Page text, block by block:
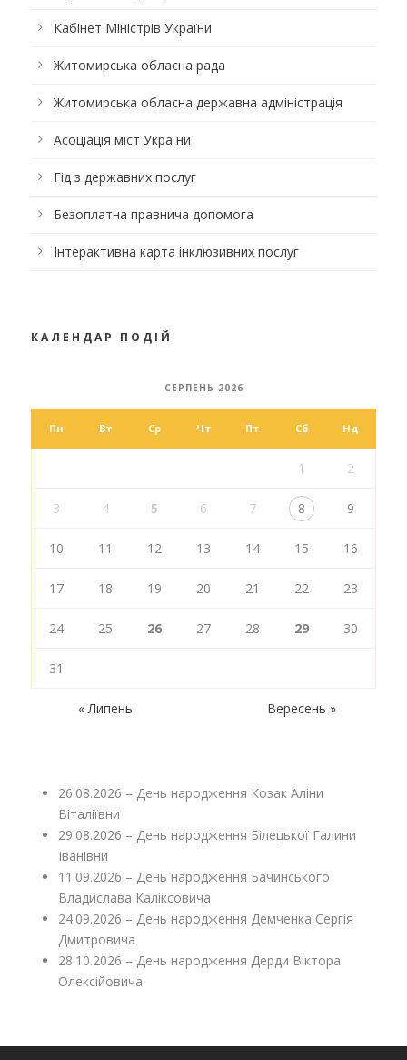
Кабінет Міністрів України
Житомирська обласна рада
Житомирська обласна державна адміністрація
Асоціація міст України
Гід з державних послуг
Безоплатна правнича допомога
Інтерактивна карта інклюзивних послуг
КАЛЕНДАР ПОДІЙ
СЕРПЕНЬ 2026
Пн Вт Ср Чт Пт Сб Нд
1 2
3 4 5 6 7 8 9
10 11 12 13 14 15 16
17 18 19 20 21 22 23
24 25 26 27 28 29 30
31
« Липень Вересень »
26.08.2026 – День народження Козак Аліни
Віталіївни
29.08.2026 – День народження Білецької Галини
Іванівни
11.09.2026 – День народження Бачинського
Владислава Каліксовича
24.09.2026 – День народження Демченка Сергія
Дмитровича
28.10.2026 – День народження Дерди Віктора
Олексійовича